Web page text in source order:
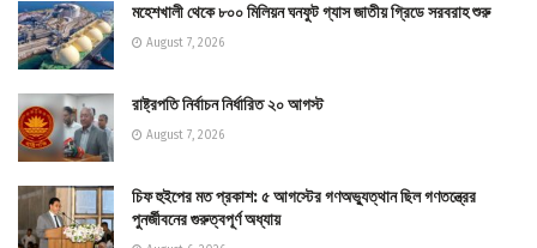
মহেশখালী থেকে ৮০০ মিলিয়ন ঘনফুট গ্যাস জাতীয় গ্রিডে সরবরাহ শুরু
August 7, 2026
রাষ্ট্রপতি নির্বাচন নির্ধারিত ২০ আগস্ট
August 7, 2026
চিফ হুইপের মত প্রকাশ: ৫ আগস্টের গণঅভ্যুত্থান ছিল গণতন্ত্রের
পুনর্জীবনের গুরুত্বপূর্ণ অধ্যায়